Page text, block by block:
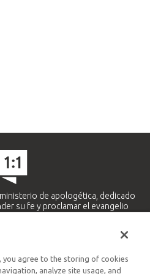
de apologética, dedicado
su fe y proclamar el evangelio
Hispano y Latinoamericano
you agree to the storing of cookies
analyze site usage, and